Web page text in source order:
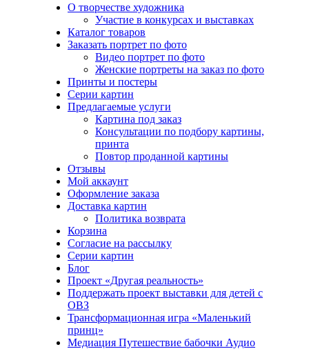
О творчестве художника
Участие в конкурсах и выставках
Каталог товаров
Заказать портрет по фото
Видео портрет по фото
Женские портреты на заказ по фото
Принты и постеры
Серии картин
Предлагаемые услуги
Картина под заказ
Консультации по подбору картины,
принта
Повтор проданной картины
Отзывы
Мой аккаунт
Оформление заказа
Доставка картин
Политика возврата
Корзина
Согласие на рассылку
Серии картин
Блог
Проект «Другая реальность»
Поддержать проект выставки для детей с
ОВЗ
Трансформационная игра «Маленький
принц»
Медиация Путешествие бабочки Аудио